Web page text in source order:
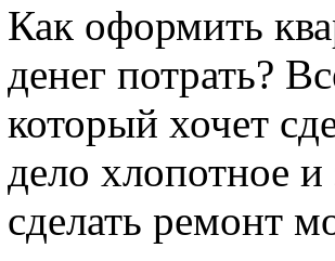
Как оформить
денег потрать?
который хочет
дело хлопотное и
сделать ремонт